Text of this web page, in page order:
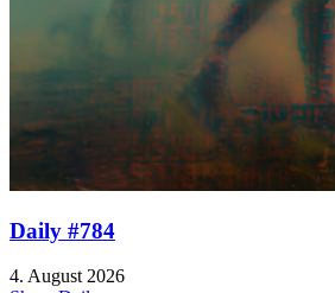
Daily #784
4. August 2026